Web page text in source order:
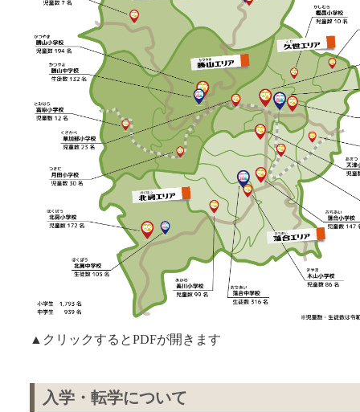
▲クリックするとPDFが開きます
入学・転学について